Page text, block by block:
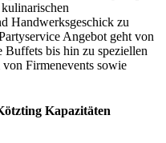
Handwerksgeschick zu
Angebot geht von
Buffets bis hin zu speziellen
Firmenevents sowie
Kapazitäten